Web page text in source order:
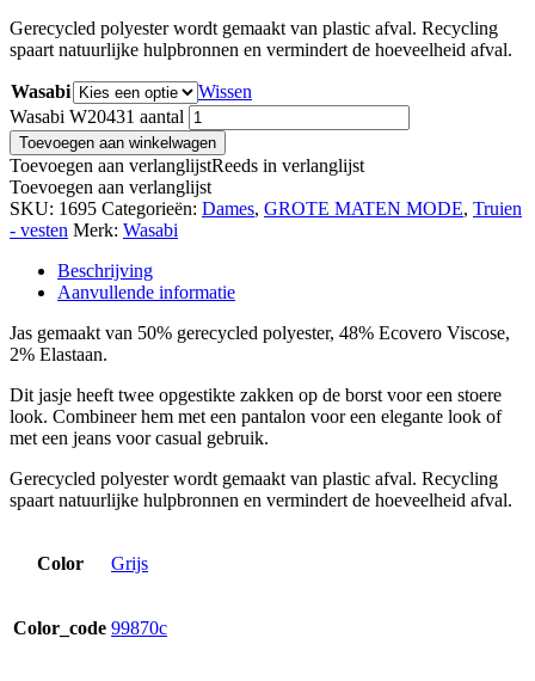
Gerecycled polyester wordt gemaakt van plastic afval. Recycling
spaart natuurlijke hulpbronnen en vermindert de hoeveelheid afval.
Wasabi
Wissen
Wasabi W20431 aantal
Toevoegen aan winkelwagen
Toevoegen aan verlanglijstReeds in verlanglijst
Toevoegen aan verlanglijst
SKU: 1695 Categorieën: Dames, GROTE MATEN MODE, Truien
- vesten Merk: Wasabi
Beschrijving
Aanvullende informatie
Jas gemaakt van 50% gerecycled polyester, 48% Ecovero Viscose,
2% Elastaan.
Dit jasje heeft twee opgestikte zakken op de borst voor een stoere
look. Combineer hem met een pantalon voor een elegante look of
met een jeans voor casual gebruik.
Gerecycled polyester wordt gemaakt van plastic afval. Recycling
spaart natuurlijke hulpbronnen en vermindert de hoeveelheid afval.
Color Grijs
Color_code 99870c